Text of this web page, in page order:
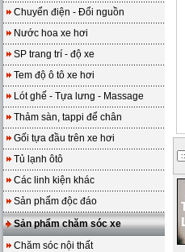
Chuyển điện - Đổi nguồn
Nước hoa xe hơi
SP trang trí - độ xe
Tem độ ô tô xe hơi
Lót ghế - Tựa lưng - Massage
Thảm sàn, tappi để chân
Gối tựa đầu trên xe hơi
Tủ lạnh ôtô
Các linh kiện khác
Sản phẩm độc đáo
Sản phẩm chăm sóc xe
Chăm sóc nội thất